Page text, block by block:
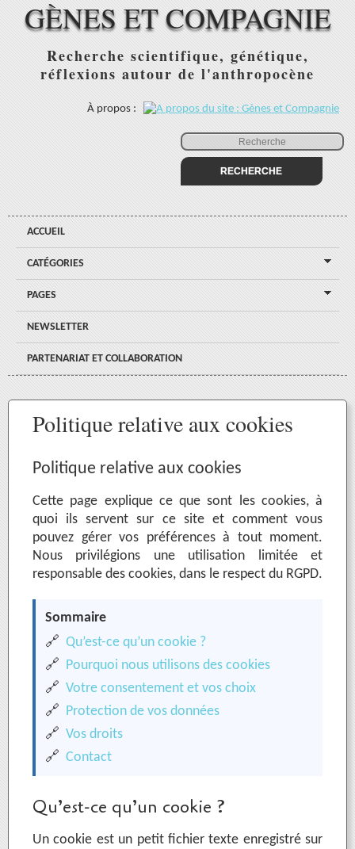
GÈNES ET COMPAGNIE
Recherche scientifique, génétique,
réflexions autour de l'anthropocène
À propos :
ACCUEIL
CATÉGORIES
PAGES
NEWSLETTER
PARTENARIAT ET COLLABORATION
Politique relative aux cookies
Politique relative aux cookies
Cette page explique ce que sont les cookies, à
quoi ils servent sur ce site et comment vous
pouvez gérer vos préférences à tout moment.
Nous privilégions une utilisation limitée et
responsable des cookies, dans le respect du RGPD.
Sommaire
🔗 Qu’est-ce qu’un cookie ?
🔗 Pourquoi nous utilisons des cookies
🔗 Votre consentement et vos choix
🔗 Protection de vos données
🔗 Vos droits
🔗 Contact
Qu’est-ce qu’un cookie ?
Un cookie est un petit fichier texte enregistré sur